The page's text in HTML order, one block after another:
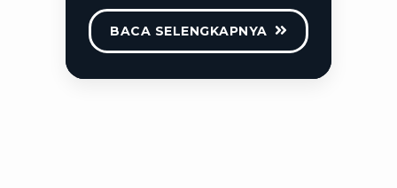
BACA SELENGKAPNYA